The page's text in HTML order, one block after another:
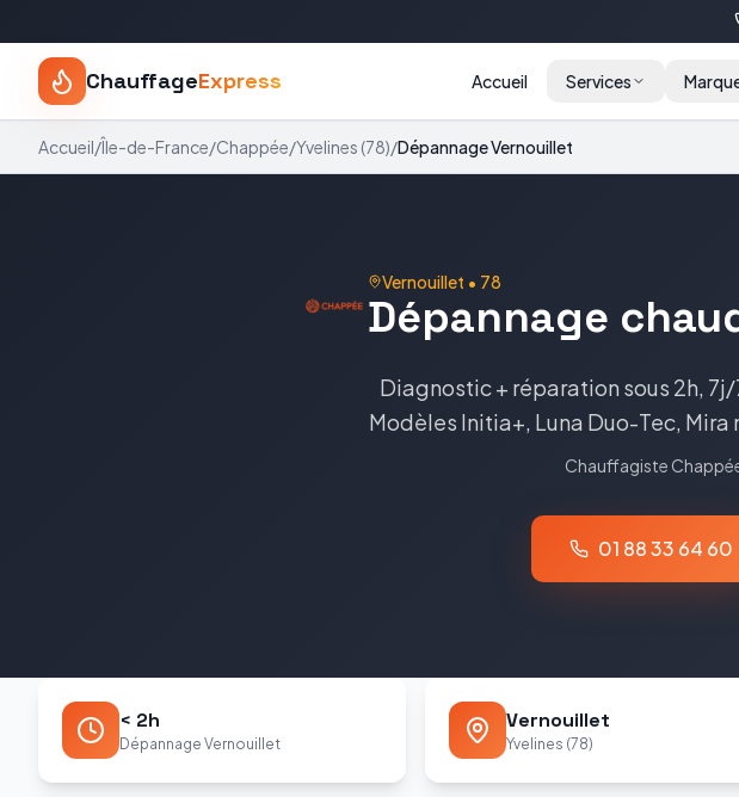
ChauffageExpress Accueil Services
Accueil/Île-de-France/Chappée/Yvelines (78)/DépannageVernouillet
Vernouillet • 78
Dépannage
Diagnostic + réparation sous 2h,
Modèles Initia+, Luna Duo-Tec, Mira
Chauffagiste
01 88 33 64 60
< 2h
Dépannage Vernouillet
Vernouillet
Yvelines (78)